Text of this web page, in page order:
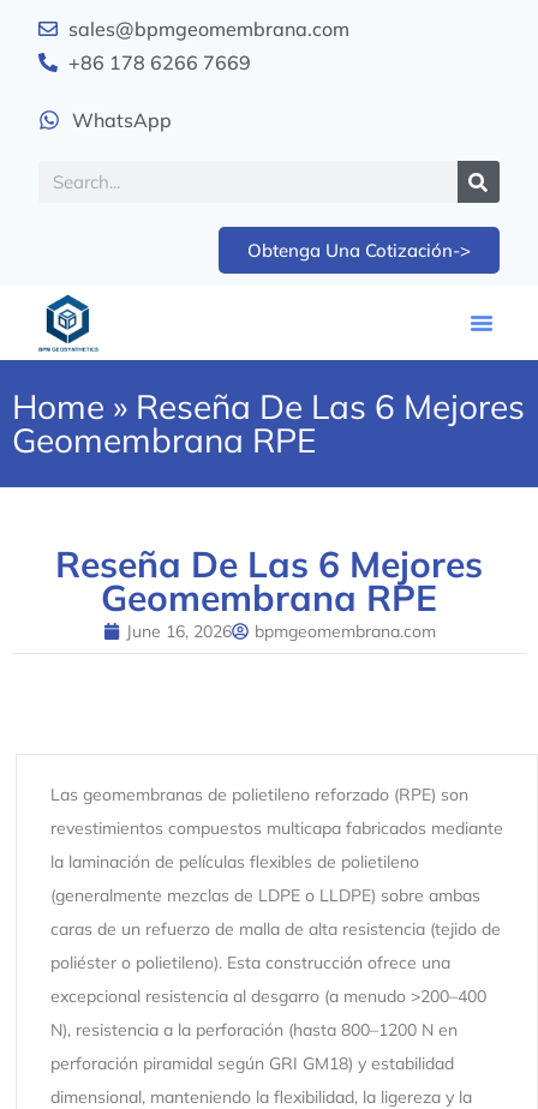
sales@bpmgeomembrana.com
+86 178 6266 7669
WhatsApp
Obtenga Una Cotización->
Home » Reseña De Las 6 Mejores
Geomembrana RPE
Reseña De Las 6 Mejores
Geomembrana RPE
June 16, 2026 bpmgeomembrana.com
Las geomembranas de polietileno reforzado (RPE) son
revestimientos compuestos multicapa fabricados mediante
la laminación de películas flexibles de polietileno
(generalmente mezclas de LDPE o LLDPE) sobre ambas
caras de un refuerzo de malla de alta resistencia (tejido de
poliéster o polietileno). Esta construcción ofrece una
excepcional resistencia al desgarro (a menudo >200–400
N), resistencia a la perforación (hasta 800–1200 N en
perforación piramidal según GRI GM18) y estabilidad
dimensional, manteniendo la flexibilidad, la ligereza y la